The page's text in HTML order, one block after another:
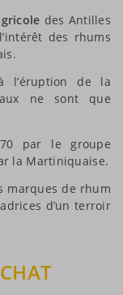
des Antilles
des rhums
l’éruption de la
ne sont que
par le groupe
la Martiniquaise.
marques de rhum
d’un terroir